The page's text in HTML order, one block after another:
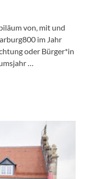
von, mit und
im Jahr
oder Bürger*in
…